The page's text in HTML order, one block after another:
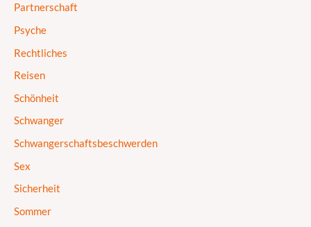
Partnerschaft
Psyche
Rechtliches
Reisen
Schönheit
Schwanger
Schwangerschaftsbeschwerden
Sex
Sicherheit
Sommer